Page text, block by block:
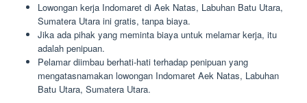
Lowongan kerja Indomaret di Aek Natas, Labuhan Batu Utara,
Sumatera Utara ini gratis, tanpa biaya.
Jika ada pihak yang meminta biaya untuk melamar kerja, itu
adalah penipuan.
Pelamar diimbau berhati-hati terhadap penipuan yang
mengatasnamakan lowongan Indomaret Aek Natas, Labuhan
Batu Utara, Sumatera Utara.